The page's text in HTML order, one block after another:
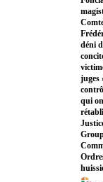
déni
juges
qui